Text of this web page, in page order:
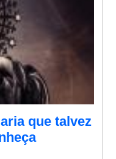
que talvez